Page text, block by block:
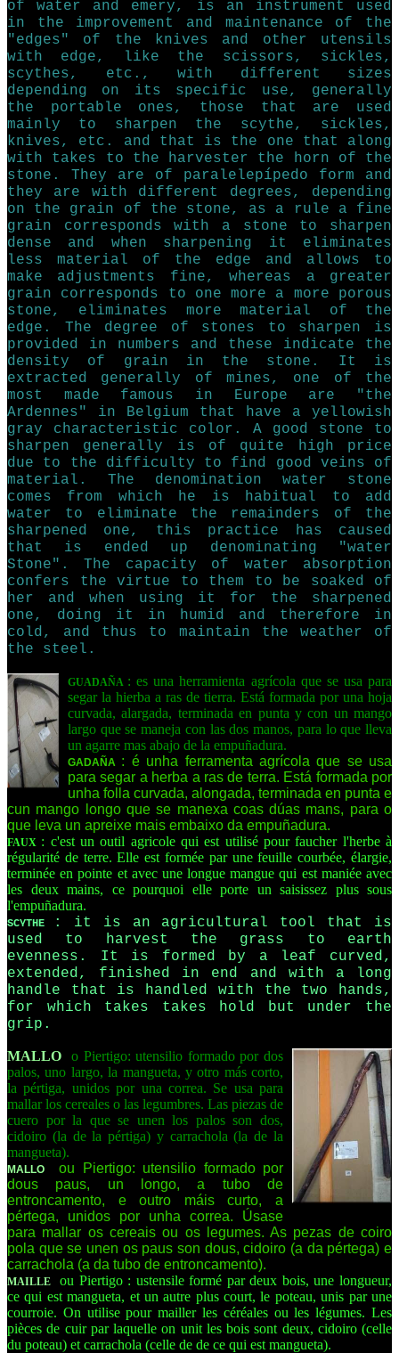
of water and emery, is an instrument used
in the improvement and maintenance of the
"edges" of the knives and other utensils
with edge, like the scissors, sickles,
scythes, etc., with different sizes
depending on its specific use, generally
the portable ones, those that are used
mainly to sharpen the scythe, sickles,
knives, etc. and that is the one that along
with takes to the harvester the horn of the
stone. They are of paralelepípedo form and
they are with different degrees, depending
on the grain of the stone, as a rule a fine
grain corresponds with a stone to sharpen
dense and when sharpening it eliminates
less material of the edge and allows to
make adjustments fine, whereas a greater
grain corresponds to one more a more porous
stone, eliminates more material of the
edge. The degree of stones to sharpen is
provided in numbers and these indicate the
density of grain in the stone. It is
extracted generally of mines, one of the
most made famous in Europe are "the
Ardennes" in Belgium that have a yellowish
gray characteristic color. A good stone to
sharpen generally is of quite high price
due to the difficulty to find good veins of
material. The denomination water stone
comes from which he is habitual to add
water to eliminate the remainders of the
sharpened one, this practice has caused
that is ended up denominating "water
Stone". The capacity of water absorption
confers the virtue to them to be soaked of
her and when using it for the sharpened
one, doing it in humid and therefore in
cold, and thus to maintain the weather of
the steel.
GUADAÑA : es una herramienta agrícola que se usa para
segar la hierba a ras de tierra. Está formada por una hoja
curvada, alargada, terminada en punta y con un mango
largo que se maneja con las dos manos, para lo que lleva
un agarre mas abajo de la empuñadura.
GADAÑA : é unha ferramenta agrícola que se usa
para segar a herba a ras de terra. Está formada por
unha folla curvada, alongada, terminada en punta e
cun mango longo que se manexa coas dúas mans, para o
que leva un apreixe mais embaixo da empuñadura.
FAUX : c'est un outil agricole qui est utilisé pour faucher l'herbe à
régularité de terre. Elle est formée par une feuille courbée, élargie,
terminée en pointe et avec une longue mangue qui est maniée avec
les deux mains, ce pourquoi elle porte un saisissez plus sous
l'empuñadura.
SCYTHE
: it is an agricultural tool that is
used to harvest the grass to earth
evenness. It is formed by a leaf curved,
extended, finished in end and with a long
handle that is handled with the two hands,
for which takes takes hold but under the
grip.
MALLO
o Piertigo: utensilio formado por dos
palos, uno largo, la mangueta, y otro más corto,
la pértiga, unidos por una correa. Se usa para
mallar los cereales o las legumbres. Las piezas de
cuero por la que se unen los palos son dos,
cidoiro (la de la pértiga) y carrachola (la de la
mangueta).
MALLO
ou Piertigo: utensilio formado por
dous paus, un longo, a tubo de
entroncamento, e outro máis curto, a
pértega, unidos por unha correa. Úsase
para mallar os cereais ou os legumes. As pezas de coiro
pola que se unen os paus son dous, cidoiro (a da pértega) e
carrachola (a da tubo de entroncamento).
MAILLE
ou Piertigo : ustensile formé par deux bois, une longueur,
ce qui est mangueta, et un autre plus court, le poteau, unis par une
courroie. On utilise pour mailler les céréales ou les légumes. Les
pièces de cuir par laquelle on unit les bois sont deux, cidoiro (celle
du poteau) et carrachola (celle de de ce qui est mangueta).